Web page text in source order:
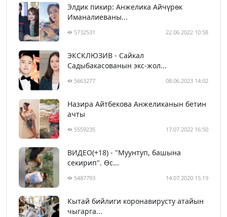
Элдик пикир: Анжелика Айчүрөк
Иманалиеваны...
5732531 22.06.2022 10:58
ЭКСКЛЮЗИВ - Сайкал
Садыбакасованын экс-жол...
5663277 08.06.2023 14:02
Назира Айтбекова Анжеликанын бетин
ачты
5559235 17.07.2022 16:50
ВИДЕО(+18) - "Муунтуп, башына
секирип". Өс...
5487793 14.07.2020 15:19
Кытай бийлиги коронавирусту атайын
чыгарга...